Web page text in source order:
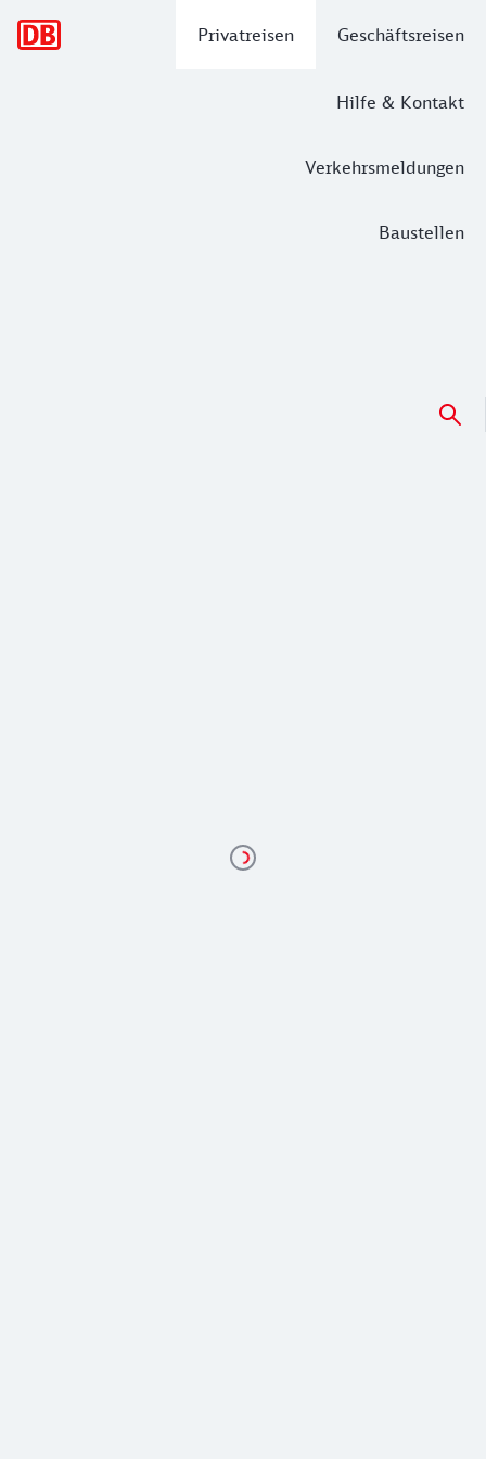
Privatreisen Geschäftsreisen
Hilfe & Kontakt
Verkehrsmeldungen
Baustellen